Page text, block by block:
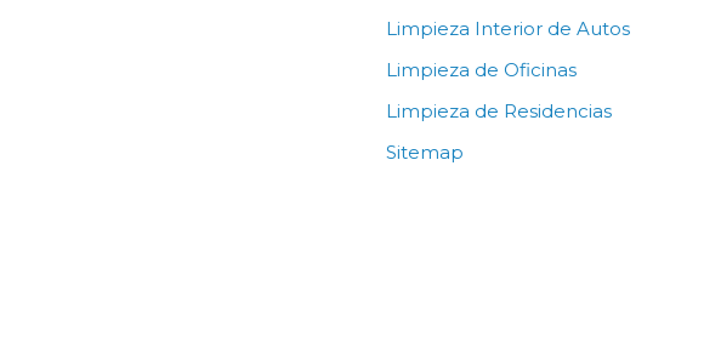
Limpieza Interior de Autos
Limpieza de Oficinas
Limpieza de Residencias
Sitemap